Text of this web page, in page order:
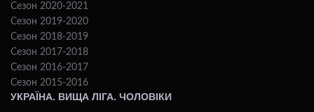
Сезон 2020-2021
Сезон 2019-2020
Сезон 2018-2019
Сезон 2017-2018
Сезон 2016-2017
Сезон 2015-2016
УКРАЇНА. ВИЩА ЛІГА. ЧОЛОВІКИ